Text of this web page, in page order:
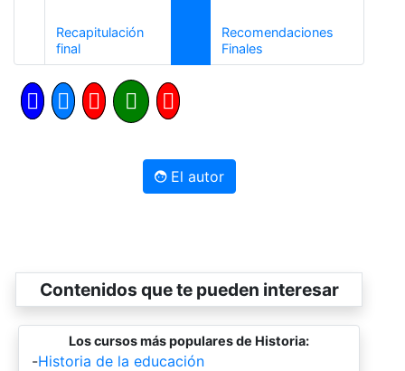
Recapitulación
finalAnterior
Recomendaciones
FinalesSiguiente
El autor
Contenidos que te pueden interesar
Los cursos más populares de Historia:
-Historia de la educación